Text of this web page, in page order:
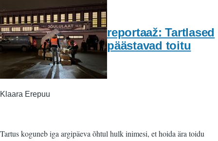
reportaaž: Tartlased
päästavad toitu
Klaara Erepuu
Tartus koguneb iga argipäeva õhtul hulk inimesi, et hoida ära toidu